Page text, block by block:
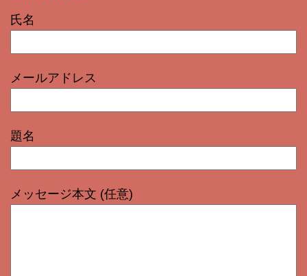
氏名
メールアドレス
題名
メッセージ本文 (任意)